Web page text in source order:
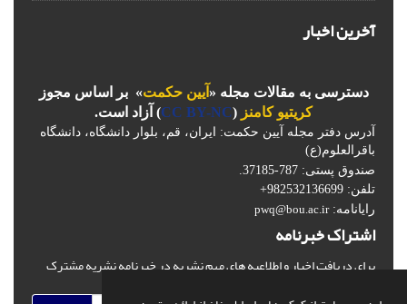
آخرین اخبار
دسترسی به مقالات مجله « آیین حکمت» بر اساس مجوز
کریتیو کامنز (
CC BY-NC) آزاد است.
آدرس دفتر مجله آیین حکمت: ایران، قم، بلوار دانشگاه، دانشگاه
باقرالعلوم(ع)
صندوق پستی: 787-37185.
تلفن: 982532136699+
رایانامه:pwq@bou.ac.ir
اشتراک خبرنامه
برای دریافت اخبار و اطلاعیه های مهم نشریه در خبرنامه نشریه مشترک